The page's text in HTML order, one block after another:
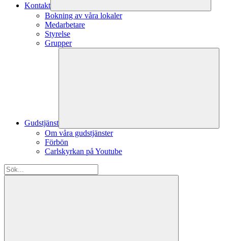
Kontakt
Bokning av våra lokaler
Medarbetare
Styrelse
Grupper
Gudstjänst
Om våra gudstjänster
Förbön
Carlskyrkan på Youtube